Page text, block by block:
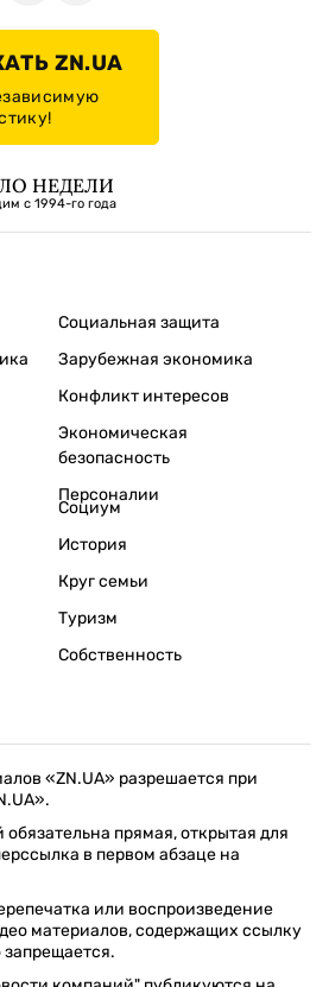
ZN.UA
НЕДЕЛИ
с 1994-го года
Социальная защита
Зарубежная экономика
Конфликт интересов
Экономическая
безопасность
Персоналии
Социум
История
Круг семьи
Туризм
Собственность
«ZN.UA» разрешается при
прямая, открытая для
в первом абзаце на
или воспроизведение
материалов, содержащих ссылку
запрещается.